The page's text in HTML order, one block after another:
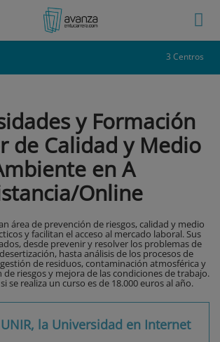
3 Centros
y Formación
de Calidad y Medio
en A
Online
área de prevención de riesgos, calidad y medio
y facilitan el acceso al mercado laboral. Sus
desde prevenir y resolver los problemas de
hasta análisis de los procesos de
de residuos, contaminación atmosférica y
de riesgos y mejora de las condiciones de trabajo.
se realiza un curso es de 18.000 euros al año.
UNIR, la Universidad en Internet